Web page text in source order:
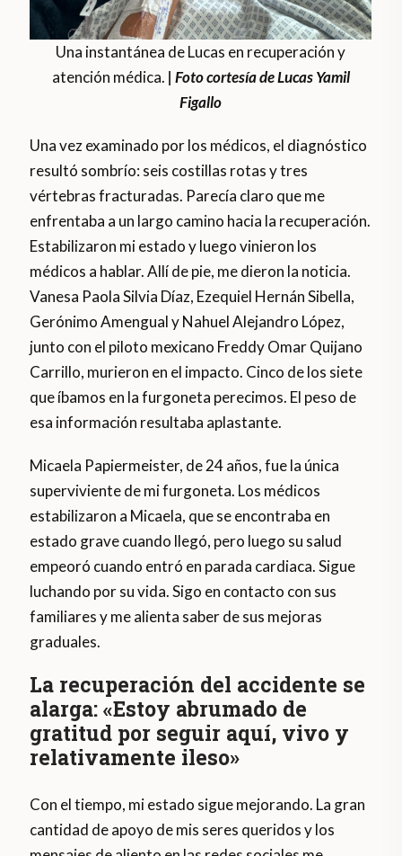
Una instantánea de Lucas en recuperación y
atención médica. | Foto cortesía de Lucas Yamil
Figallo
Una vez examinado por los médicos, el diagnóstico
resultó sombrío: seis costillas rotas y tres
vértebras fracturadas. Parecía claro que me
enfrentaba a un largo camino hacia la recuperación.
Estabilizaron mi estado y luego vinieron los
médicos a hablar. Allí de pie, me dieron la noticia.
Vanesa Paola Silvia Díaz, Ezequiel Hernán Sibella,
Gerónimo Amengual y Nahuel Alejandro López,
junto con el piloto mexicano Freddy Omar Quijano
Carrillo, murieron en el impacto. Cinco de los siete
que íbamos en la furgoneta perecimos. El peso de
esa información resultaba aplastante.
Micaela Papiermeister, de 24 años, fue la única
superviviente de mi furgoneta. Los médicos
estabilizaron a Micaela, que se encontraba en
estado grave cuando llegó, pero luego su salud
empeoró cuando entró en parada cardiaca. Sigue
luchando por su vida. Sigo en contacto con sus
familiares y me alienta saber de sus mejoras
graduales.
La recuperación del accidente se
alarga: «Estoy abrumado de
gratitud por seguir aquí, vivo y
relativamente ileso»
Con el tiempo, mi estado sigue mejorando. La gran
cantidad de apoyo de mis seres queridos y los